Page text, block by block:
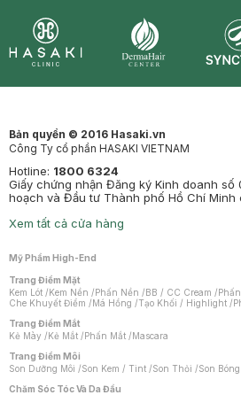
Bản quyền © 2016 Hasaki.vn
Công Ty cổ phần HASAKI VIETNAM
Hotline: 1800 6324
Giấy chứng nhận Đăng ký Kinh doanh số
hoạch và Đầu tư Thành phố Hồ Chí Minh
Xem tất cả cửa hàng
Mỹ Phẩm High-End
Trang Điểm Mặt
Kem Lót /Kem Nền /Phấn Nền /BB / CC Cream /
Che Khuyết Điểm /Má Hồng /Tạo Khối / Highlight /
Trang Điểm Mắt
Kẻ Mày /Kẻ Mắt /Phấn Mắt /Mascara
Trang Điểm Môi
Son Dưỡng Môi /Son Kem / Tint /Son Thỏi /Son Bóng
Chăm Sóc Tóc Và Da Đầu